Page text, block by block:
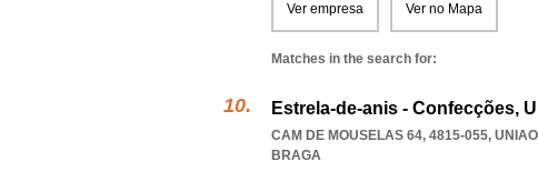
Ver empresa Ver no Mapa
Matches in the search for:
Estrela-de-anis - Confecções,
CAM DE MOUSELAS 64, 4815-055,
BRAGA